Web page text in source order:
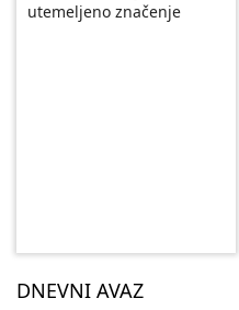
DNEVNI AVAZ